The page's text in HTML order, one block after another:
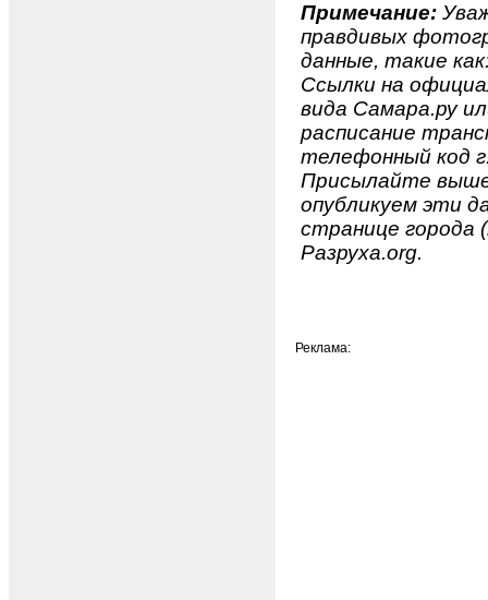
Примечание:
правдивых
данные, такие
Ссылки на
вида Самара.ру
расписание
телефонный код
Присылайте
опубликуем эти
странице города
Разруха.org.
Реклама: